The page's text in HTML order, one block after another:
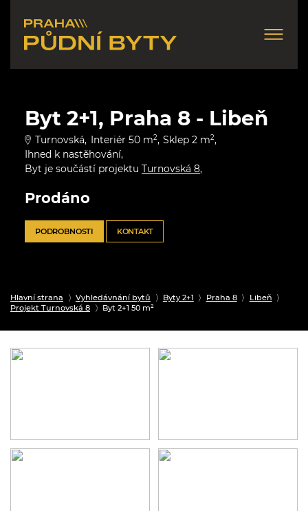
Hlavní strana Vyhledávnání bytů Byty 2+1 Praha 8
Libeň
Projekt Turnovská 8
Byt 2+1 50 m²
Byt 2+1, Praha 8 - Libeň
Turnovská Interiér 50 m2 Sklep 2 m2
Ihned k nastěhování
Byt je součástí projektu Turnovská 8
Prodáno
PODROBNOSTI KONTAKT